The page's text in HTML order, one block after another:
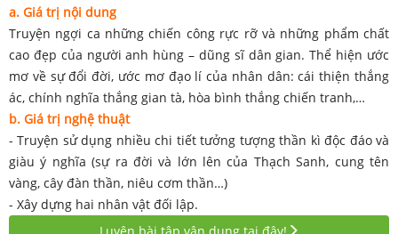
a. Giá trị nội dung
Truyện ngợi ca những chiến công rực rỡ và những phẩm chất
cao đẹp của người anh hùng – dũng sĩ dân gian. Thể hiện ước
mơ về sự đổi đời, ước mơ đạo lí của nhân dân: cái thiện thắng
ác, chính nghĩa thắng gian tà, hòa bình thắng chiến tranh,…
b. Giá trị nghệ thuật
- Truyện sử dụng nhiều chi tiết tưởng tượng thần kì độc đáo và
giàu ý nghĩa (sự ra đời và lớn lên của Thạch Sanh, cung tên
vàng, cây đàn thần, niêu cơm thần…)
- Xây dựng hai nhân vật đối lập.